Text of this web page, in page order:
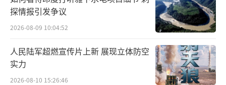
探情报引发争议
2026-08-09 10:04:52
人民陆军超燃宣传片上新 展现立体防空
实力
2026-08-10 15:26:46